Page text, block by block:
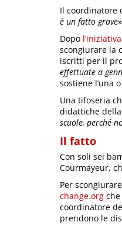
Il coordinatore
è un fatto grave
Dopo
scongiurare la
iscritti per il
effettuate a
sostiene l’una
Una tifoseria
didattiche della
scuole, perché
Il fatto
Con soli sei
Courmayeur,
Per
change.org
coordinatore
prendono le